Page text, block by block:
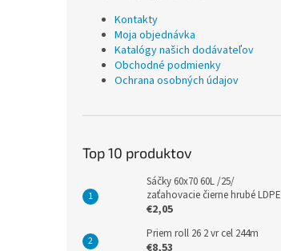
Kontakty
Moja objednávka
Katalógy našich dodávateľov
Obchodné podmienky
Ochrana osobných údajov
Top 10 produktov
Sáčky 60x70 60L /25/
zaťahovacie čierne hrubé LDPE
€2,05
Priem roll 26 2 vr cel 244m
€8,53